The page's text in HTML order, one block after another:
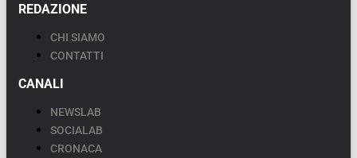
REDAZIONE
CHI SIAMO
CONTATTI
CANALI
NEWSLAB
SOCIALAB
CRONACA